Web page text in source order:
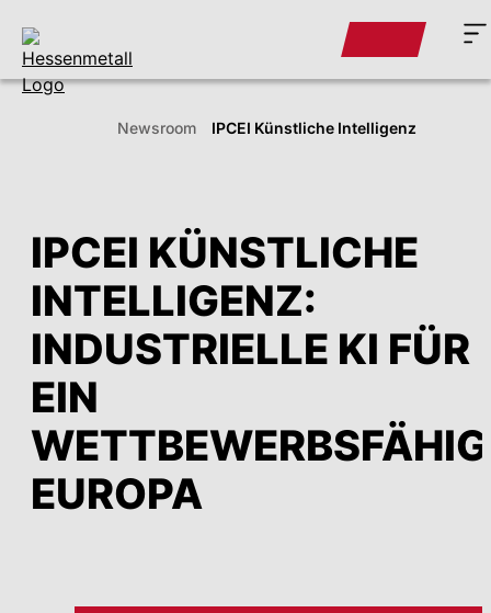
IPCEI KÜNSTLICHE
INTELLIGENZ:
INDUSTRIELLE KI FÜR
EIN
EUROPA
Newsroom IPCEI Künstliche Intelligenz